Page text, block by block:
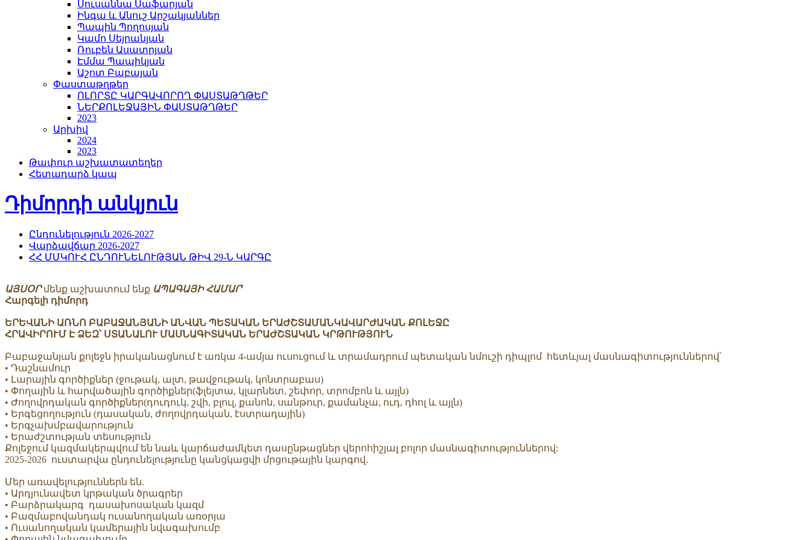
Սուսաննա Սաֆարյան
Ինգա և Անուշ Արշակյաններ
Պապին Պողոսյան
Կամո Սեյրանյան
Ռուբեն Ասատրյան
Էմմա Պապիկյան
Աշոտ Բաբայան
Փաստաթղթեր
ՈԼՈՐՏԸ ԿԱՐԳԱՎՈՐՈՂ ՓԱՍՏԱԹՂԹԵՐ
ՆԵՐՔՈԼԵՋԱՅԻՆ ՓԱՍՏԱԹՂԹԵՐ
2023
Արխիվ
2024
2023
Թափուր աշխատատեղեր
Հետադարձ կապ
Դիմորդի անկյուն
Ընդունելություն 2026-2027
Վարձավճար 2026-2027
ՀՀ ՄՄԿՈՒՀ ԸՆԴՈՒՆԵԼՈՒԹՅԱՆ ԹԻՎ 29-Ն ԿԱՐԳԸ
ԱՅՍՕՐմենք աշխատում ենք ԱՊԱԳԱՅԻ ՀԱՄԱՐ՝
Հարգելի դիմորդ
ԵՐԵՎԱՆԻ ԱՌՆՈ ԲԱԲԱՋԱՆՅԱՆԻ ԱՆՎԱՆ ՊԵՏԱԿԱՆ ԵՐԱԺՇՏԱՄԱՆԿԱՎԱՐԺԱԿԱՆ ՔՈԼԵՋԸ
ՀՐԱՎԻՐՈՒՄ Է ՁԵԶ՝ ՍՏԱՆԱԼՈՒ ՄԱՍՆԱԳԻՏԱԿԱՆ ԵՐԱԺՇՏԱԿԱՆ ԿՐԹՈՒԹՅՈՒՆ
Բաբաջանյան քոլեջն իրականացնում է առկա 4-ամյա ուսուցում և տրամադրում պետական նմուշի դիպլոմ հետևյալ մասնագիտություններով՝
• Դաշնամուր
• Լարային գործիքներ (ջութակ, ալտ, թավջութակ, կոնտրաբաս)
• Փողային և հարվածային գործիքներ(ֆլեյտա, կլարնետ, շեփոր, տրոմբոն և այլն)
• Ժողովրդական գործիքներ(դուդուկ, շվի, բլուլ, քանոն, սանթուր, քամանչա, ուդ, դհոլ և այլն)
• Երգեցողություն (դասական, ժողովրդական, էստրադային)
• Երգչախմբավարություն
• Երաժշտության տեսություն
Քոլեջում կազմակերպվում են նաև կարճաժամկետ դասընթացներ վերոհիշյալ բոլոր մասնագիտություններով:
2025-2026 ուստարվա ընդունելությունը կանցկացվի մրցութային կարգով.
Մեր առավելություններն են.
• Արդյունավետ կրթական ծրագրեր
• Բարձրակարգ դասախոսական կազմ
• Բազմաբովանդակ ուսանողական առօրյա
• Ուսանողական կամերային նվագախումբ